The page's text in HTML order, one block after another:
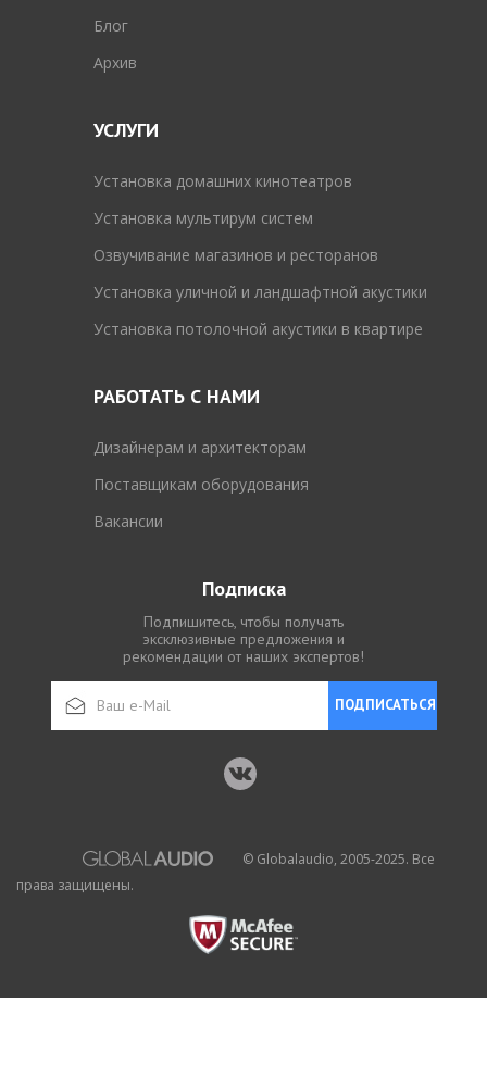
Блог
Архив
УСЛУГИ
Установка домашних кинотеатров
Установка мультирум систем
Озвучивание магазинов и ресторанов
Установка уличной и ландшафтной акустики
Установка потолочной акустики в квартире
РАБОТАТЬ С НАМИ
Дизайнерам и архитекторам
Поставщикам оборудования
Вакансии
Подписка
Подпишитесь, чтобы получать
эксклюзивные предложения и
рекомендации от наших экспертов!
ПОДПИСАТЬСЯ
© Globalaudio, 2005-2025. Все
права защищены.